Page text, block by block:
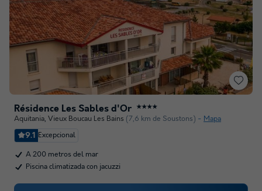
Résidence Les Sables d'Or ★★★★
Aquitania, Vieux Boucau Les Bains (7,6 km de Soustons) Mapa
9.1 Excepcional
A 200 metros del mar
Piscina climatizada con jacuzzi